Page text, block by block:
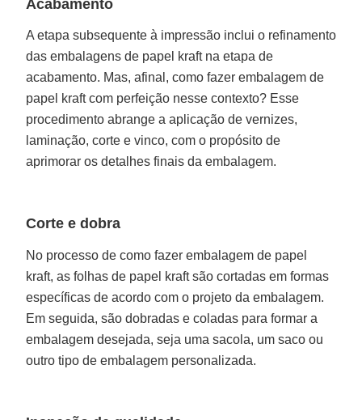
Acabamento
A etapa subsequente à impressão inclui o refinamento
das embalagens de papel kraft na etapa de
acabamento. Mas, afinal, como fazer embalagem de
papel kraft com perfeição nesse contexto? Esse
procedimento abrange a aplicação de vernizes,
laminação, corte e vinco, com o propósito de
aprimorar os detalhes finais da embalagem.
Corte e dobra
No processo de como fazer embalagem de papel
kraft, as folhas de papel kraft são cortadas em formas
específicas de acordo com o projeto da embalagem.
Em seguida, são dobradas e coladas para formar a
embalagem desejada, seja uma sacola, um saco ou
outro tipo de embalagem personalizada.